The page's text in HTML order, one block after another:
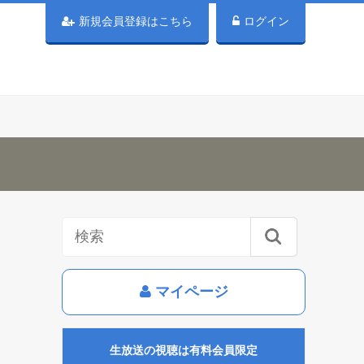
新規会員登録はこちら ログイン
マイページ
生放送の視聴は有料会員限定